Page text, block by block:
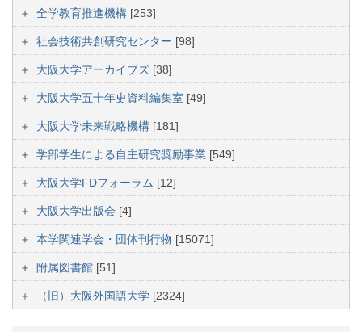
全学教育推進機構 [253]
社会技術共創研究センター [98]
大阪大学アーカイブズ [38]
大阪大学五十年史資料編集室 [49]
大阪大学未来戦略機構 [181]
学部学生による自主研究奨励事業 [549]
大阪大学FDフォーラム [12]
大阪大学出版会 [4]
本学関連学会・団体刊行物 [15071]
附属図書館 [51]
（旧）大阪外国語大学 [2324]